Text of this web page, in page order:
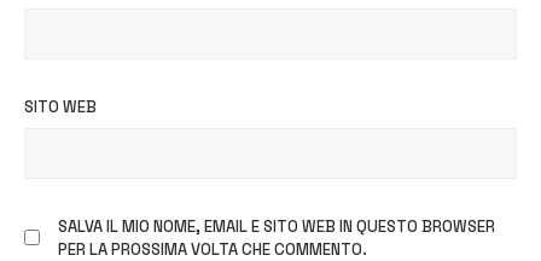
SITO WEB
SALVA IL MIO NOME, EMAIL E SITO WEB IN QUESTO BROWSER
PER LA PROSSIMA VOLTA CHE COMMENTO.